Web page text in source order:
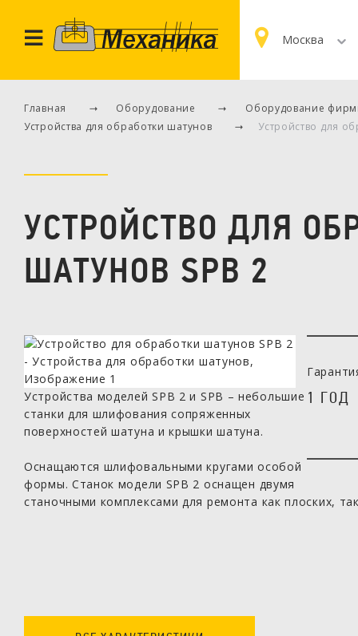
Москва
Главная Оборудование
Оборудование
Устройства для обработки шатунов
Устройство для
УСТРОЙСТВО ДЛЯ
ШАТУНОВ SPB 2
1 ГОД
Устройства моделей SPB 2 и SPB – небольшие
станки для шлифования сопряженных
поверхностей шатуна и крышки шатуна.
Оснащаются шлифовальными кругами особой
формы. Станок модели SPB 2 оснащен двумя
станочными комплексами для ремонта как плоских,